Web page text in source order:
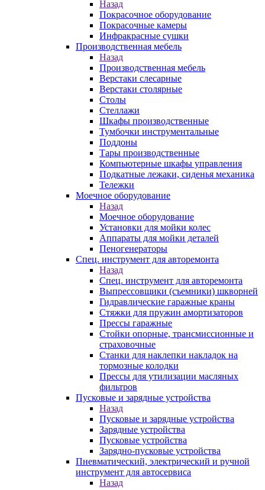
Назад
Покрасочное оборудование
Покрасочные камеры
Инфракрасные сушки
Производственная мебель
Назад
Производственная мебель
Верстаки слесарные
Верстаки столярные
Столы
Стеллажи
Шкафы производственные
Тумбочки инструментальные
Поддоны
Тары производственные
Компьютерные шкафы управления
Подкатные лежаки, сиденья механика
Тележки
Моечное оборудование
Назад
Моечное оборудование
Установки для мойки колес
Аппараты для мойки деталей
Пеногенераторы
Спец. инструмент для авторемонта
Назад
Спец. инструмент для авторемонта
Выпрессовщики (съемники) шкворней
Гидравлические гаражные краны
Стяжки для пружин амортизаторов
Прессы гаражные
Стойки опорные, трансмиссионные и
страховочные
Станки для наклепки накладок на
тормозные колодки
Прессы для утилизации масляных
фильтров
Пусковые и зарядные устройства
Назад
Пусковые и зарядные устройства
Зарядные устройства
Пусковые устройства
Зарядно-пусковые устройства
Пневматический, электрический и ручной
инструмент для автосервиса
Назад